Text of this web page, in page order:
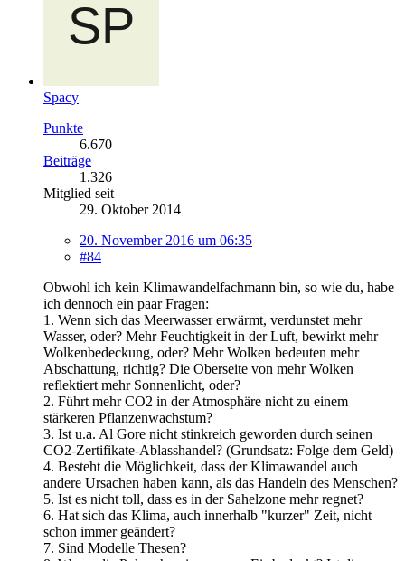
Spacy
Punkte
6.670
Beiträge
1.326
Mitglied seit
29. Oktober 2014
20. November 2016 um 06:35
#84
Obwohl ich kein Klimawandelfachmann bin, so wie du, habe
ich dennoch ein paar Fragen:
1. Wenn sich das Meerwasser erwärmt, verdunstet mehr
Wasser, oder? Mehr Feuchtigkeit in der Luft, bewirkt mehr
Wolkenbedeckung, oder? Mehr Wolken bedeuten mehr
Abschattung, richtig? Die Oberseite von mehr Wolken
reflektiert mehr Sonnenlicht, oder?
2. Führt mehr CO2 in der Atmosphäre nicht zu einem
stärkeren Pflanzenwachstum?
3. Ist u.a. Al Gore nicht stinkreich geworden durch seinen
CO2-Zertifikate-Ablasshandel? (Grundsatz: Folge dem Geld)
4. Besteht die Möglichkeit, dass der Klimawandel auch
andere Ursachen haben kann, als das Handeln des Menschen?
5. Ist es nicht toll, dass es in der Sahelzone mehr regnet?
6. Hat sich das Klima, auch innerhalb "kurzer" Zeit, nicht
schon immer geändert?
7. Sind Modelle Thesen?